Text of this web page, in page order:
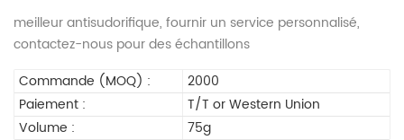
meilleur antisudorifique, fournir un service personnalisé,
contactez-nous pour des échantillons
Commande (MOQ) :
2000
Paiement :
T/T or Western Union
Volume :
75g